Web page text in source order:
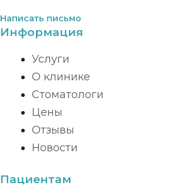
Написать письмо
Информация
Услуги
О клинике
Стоматологи
Цены
Отзывы
Новости
Пациентам